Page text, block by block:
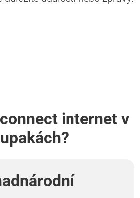
internet v